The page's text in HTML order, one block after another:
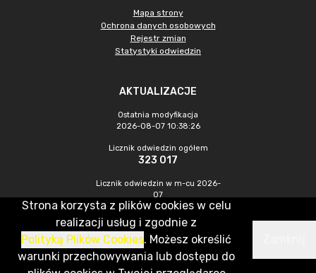
Mapa strony
Ochrona danych osobowych
Rejestr zmian
Statystyki odwiedzin
AKTUALIZACJE
Ostatnia modyfikacja
2026-08-07 10:38:26
Licznik odwiedzin ogółem
323 017
Licznik odwiedzin w m-cu 2026-
07
633
CMS & Hosting: Nefeni Sp. z o.o.
Strona korzysta z plików cookies w celu
realizacji usług i zgodnie z
Polityką Plików Cookies. Możesz określić
warunki przechowywania lub dostępu do